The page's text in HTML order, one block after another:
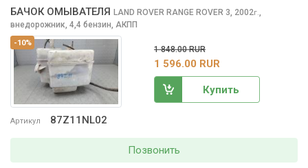
-10%
Артикул 87Z11NL02
БАЧОК ОМЫВАТЕЛЯ LAND ROVER RANGE ROVER 3, 2002г.
внедорожник, 4,4 бензин, АКПП
1 848.00 RUR
1 596.00 RUR
Купить
Позвонить